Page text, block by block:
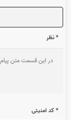
* نظر
* کد امنیتی